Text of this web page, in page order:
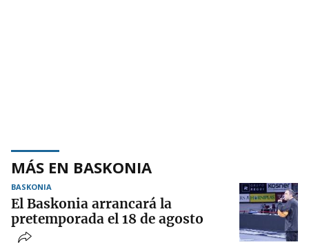
MÁS EN BASKONIA
BASKONIA
El Baskonia arrancará la
pretemporada el 18 de agosto